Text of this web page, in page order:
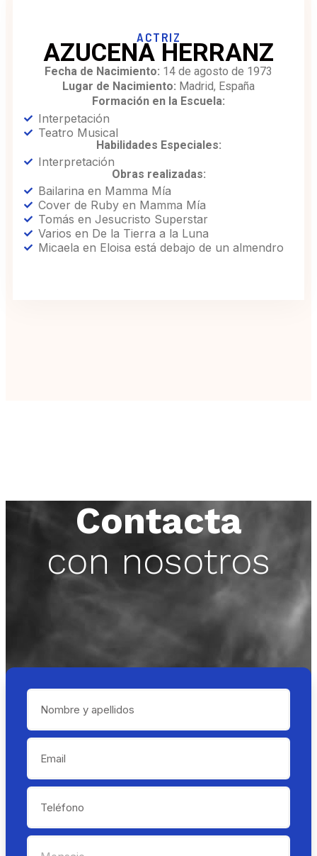
ACTRIZ
AZUCENA HERRANZ
Fecha de Nacimiento: 14 de agosto de 1973
Lugar de Nacimiento: Madrid, España
Formación en la Escuela:
Interpetación
Teatro Musical
Habilidades Especiales:
Interpretación
Obras realizadas:
Bailarina en Mamma Mía
Cover de Ruby en Mamma Mía
Tomás en Jesucristo Superstar
Varios en De la Tierra a la Luna
Micaela en Eloisa está debajo de un almendro
Contacta
con nosotros